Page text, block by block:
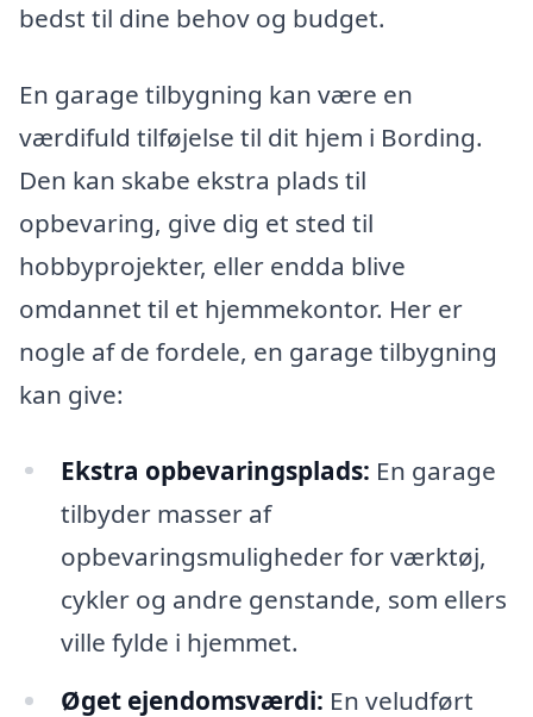
bedst til dine behov og budget.
En garage tilbygning kan være en
værdifuld tilføjelse til dit hjem i Bording.
Den kan skabe ekstra plads til
opbevaring, give dig et sted til
hobbyprojekter, eller endda blive
omdannet til et hjemmekontor. Her er
nogle af de fordele, en garage tilbygning
kan give:
Ekstra opbevaringsplads: En garage
tilbyder masser af
opbevaringsmuligheder for værktøj,
cykler og andre genstande, som ellers
ville fylde i hjemmet.
Øget ejendomsværdi: En veludført